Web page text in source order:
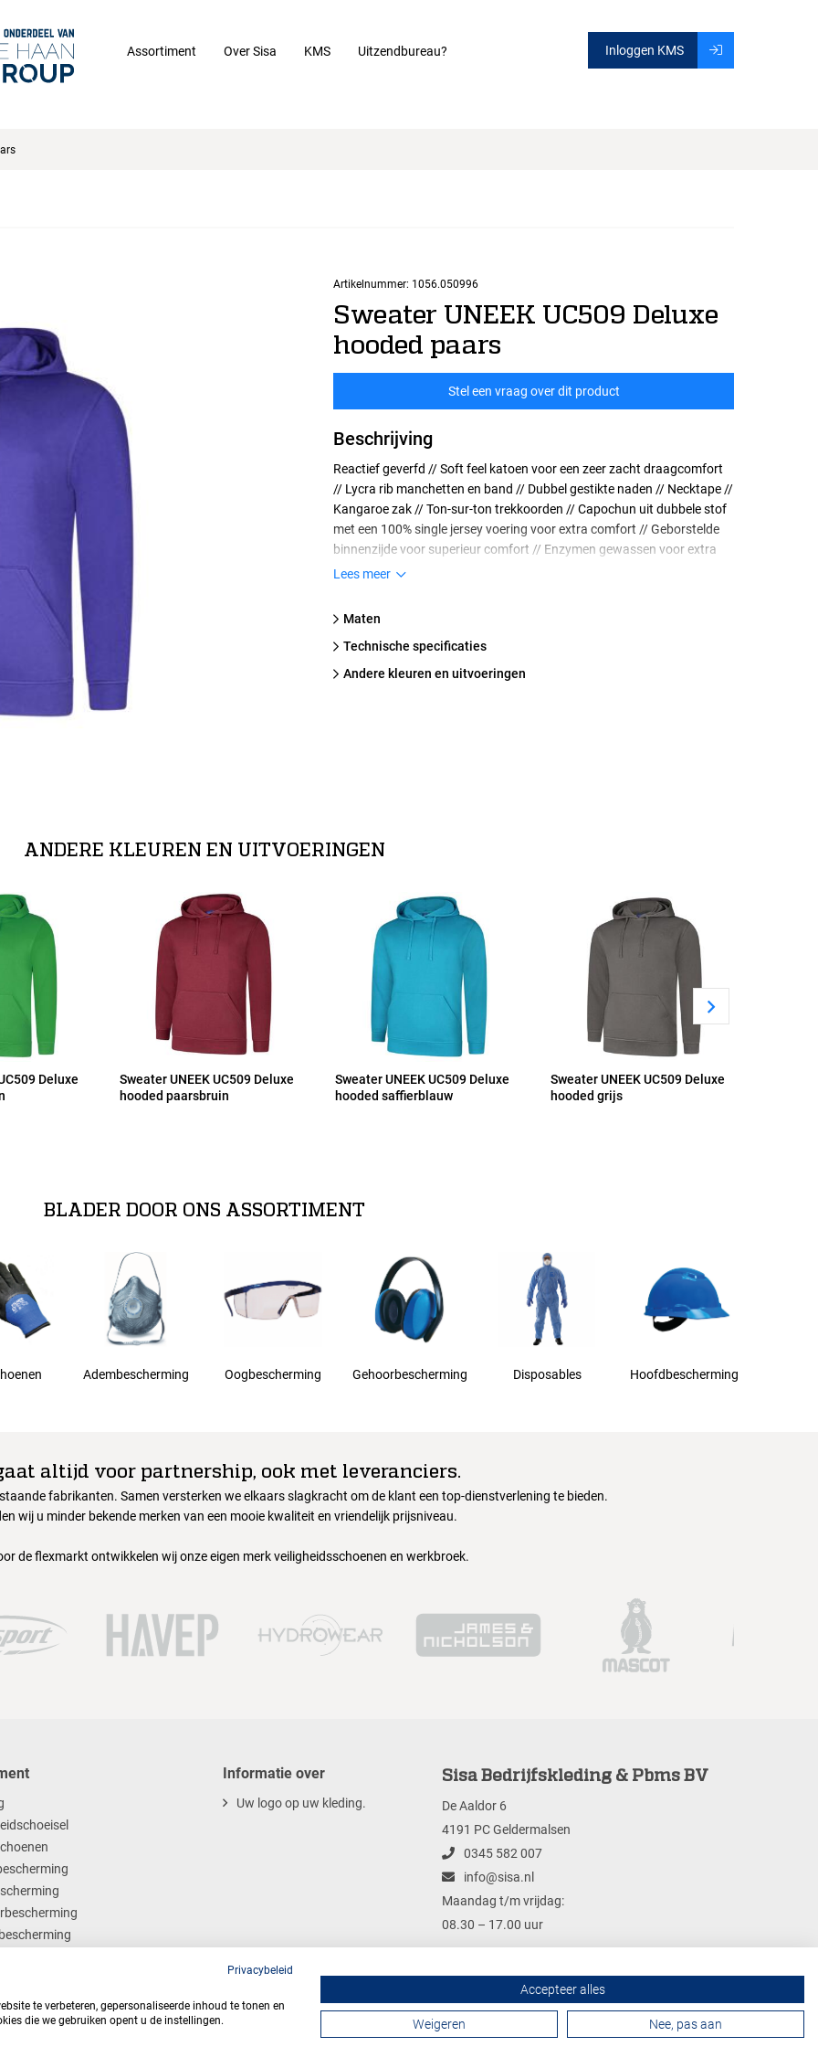
Assortiment Over Sisa KMS Uitzendbureau? Inloggen KMS
Artikelnummer: 1056.050996
Sweater UNEEK UC509 Deluxe
hooded paars
Stel een vraag over dit product
Beschrijving
Reactief geverfd // Soft feel katoen voor een zeer zacht draagcomfort
// Lycra rib manchetten en band // Dubbel gestikte naden // Necktape //
Kangaroe zak // Ton-sur-ton trekkoorden // Capochun uit dubbele stof
met een 100% single jersey voering voor extra comfort // Geborstelde
binnenzijde voor superieur comfort // Enzymen gewassen voor extra
zacht draagcomfort en verminderde krimp // Tailored fit
Lees meer
Maten
technische specificaties
Andere kleuren en uitvoeringen
ANDERE KLEUREN EN UITVOERINGEN
Deluxe
Sweater UNEEK UC509 Deluxe
hooded paarsbruin
Sweater UNEEK UC509 Deluxe
hooded saffierblauw
Sweater UNEEK UC509 Deluxe
hooded grijs
BLADER DOOR ONS ASSORTIMENT
Adembescherming Oogbescherming Gehoorbescherming Disposables Hoofdbescherming
altijd voor partnership, ook met leveranciers.
fabrikanten. Samen versterken we elkaars slagkracht om de klant een top-dienstverlening te bieden.
wij u minder bekende merken van een mooie kwaliteit en vriendelijk prijsniveau.
de flexmarkt ontwikkelen wij onze eigen merk veiligheidsschoenen en werkbroek.
Informatie over
Uw logo op uw kleding.
Sisa Bedrijfskleding & Pbms BV
De Aaldor 6
4191 PC Geldermalsen
0345 582 007
info@sisa.nl
Maandag t/m vrijdag:
08.30 – 17.00 uur
Webdesign
Contactformulier
Privacybeleid
te verbeteren, gepersonaliseerde inhoud te tonen en
die we gebruiken opent u de instellingen.
Accepteer alles
Weigeren Nee, pas aan